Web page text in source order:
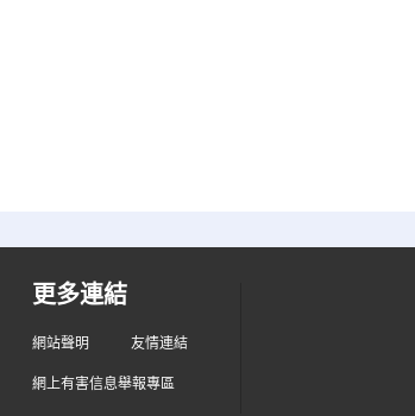
更多連結
網站聲明 友情連結
網上有害信息舉報專區